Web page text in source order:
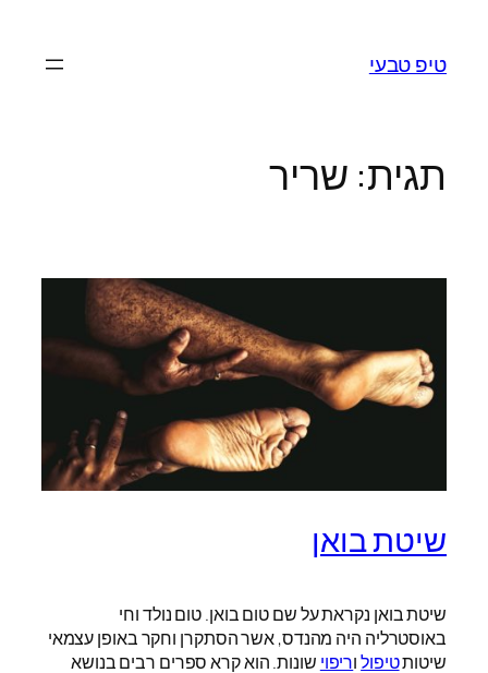
טיפ טבעי
תגית: שריר
שיטת בואן
שיטת בואן נקראת על שם טום בואן. טום נולד וחי
באוסטרליה היה מהנדס, אשר הסתקרן וחקר באופן עצמאי
שיטותטיפולוריפוי שונות. הוא קרא ספרים רבים בנושא